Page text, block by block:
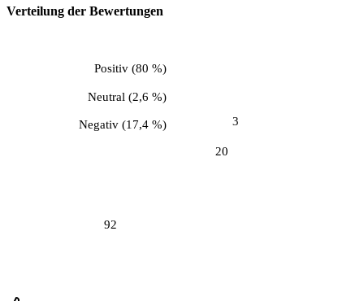
Verteilung der Bewertungen
20
Negativ(17,4 %) 3
Neutral (2,6 %)
92
Positiv(80 %)